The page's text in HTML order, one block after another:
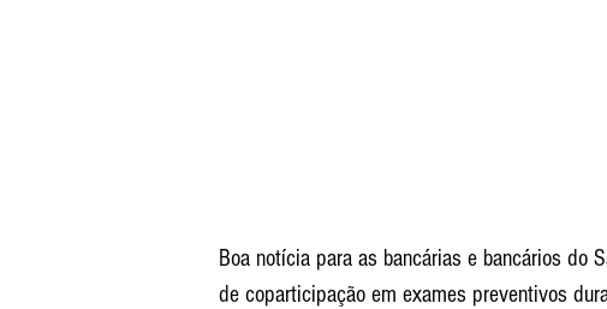
Boa notícia para as bancárias e bancários do
de coparticipação em exames preventivos